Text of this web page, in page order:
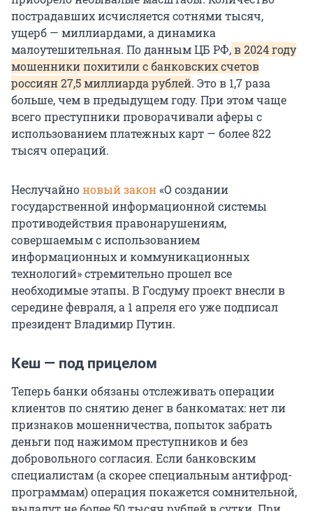
пострадавших исчисляется сотнями тысяч,
ущерб — миллиардами, а динамика
малоутешительная. По данным ЦБ РФ,в 2024 году
мошенники похитили с банковских счетов
россиян 27,5 миллиарда рублей. Это в 1,7 раза
больше, чем в предыдущем году. При этом чаще
всего преступники проворачивали аферы с
использованием платежных карт — более 822
тысяч операций.
Неслучайноновый закон«О создании
государственной информационной системы
противодействия правонарушениям,
совершаемым с использованием
информационных и коммуникационных
технологий» стремительно прошел все
необходимые этапы. В Госдуму проект внесли в
середине февраля, а 1 апреля его уже подписал
президент Владимир Путин.
Кеш — под прицелом
Теперь банки обязаны отслеживать операции
клиентов по снятию денег в банкоматах: нет ли
признаков мошенничества, попыток забрать
деньги под нажимом преступников и без
добровольного согласия. Если банковским
специалистам (а скорее специальным антифрод-
программам) операция покажется сомнительной,